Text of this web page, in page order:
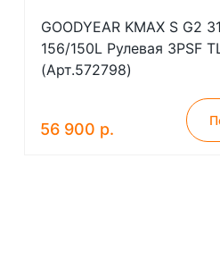
GOODYEAR KMAX S G2
156/150L Рулевая 3PSF
(Арт.572798)
56 900 р.